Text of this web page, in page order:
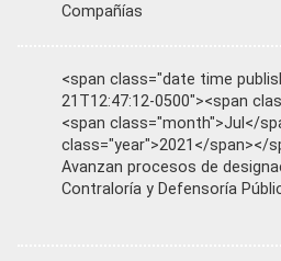
Compañías
<span class="date time
21T12:47:12-0500"><span
<span class="month">Jul</
class="year">2021</span></
Avanzan procesos de
Contraloría y Defensoría